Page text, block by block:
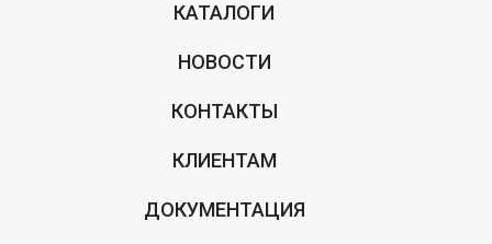
КАТАЛОГИ
НОВОСТИ
КОНТАКТЫ
КЛИЕНТАМ
ДОКУМЕНТАЦИЯ